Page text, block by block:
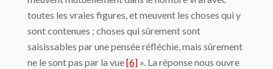
toutes les vraies figures, et meuvent les choses qui y
sont contenues ; choses qui sûrement sont
saisissables par une pensée ré­fléchie, mais sûrement
ne le sont pas par la vue[6] ». La réponse nous ouvre